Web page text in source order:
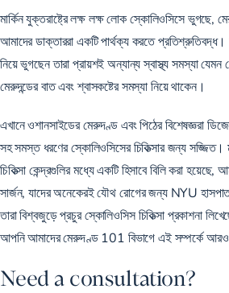
মার্কিন যুক্তরাষ্ট্রে লক্ষ লক্ষ লোক স্কোলিওসিসে ভুগছে,
আমাদের ডাক্তাররা একটি পার্থক্য করতে
নিয়ে ভুগছেন তারা প্রায়শই অন্যান্য স্বাস্থ্য সমস্যা যেমন
মেরুদন্ডের বাত এবং শ্বাসকষ্টের সমস্যা নিয়ে থাকেন।
এখানে ওশানসাইডের মেরুদণ্ড এবং পিঠের বিশেষজ্ঞরা
সহ সমস্ত ধরণের স্কোলিওসিসের চিকিত্সার জন্য সজ্জিত।
চিকিত্সা কেন্দ্রগুলির মধ্যে একটি হিসাবে বিলি করা
সার্জন, যাদের অনেকেরই যৌথ রোগের জন্য NYU
তারা বিশ্বজুড়ে প্রচুর স্কোলিওসিস চিকিত্সা প্রকাশনা
আপনি আমাদের মেরুদণ্ড 101 বিভাগে এই সম্পর্কে আরও
Need a consultation?